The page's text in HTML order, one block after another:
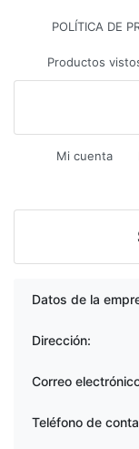
POLÍTICA DE
Productos
Mi cuenta
Datos de la
Dirección:
Correo
Teléfono de